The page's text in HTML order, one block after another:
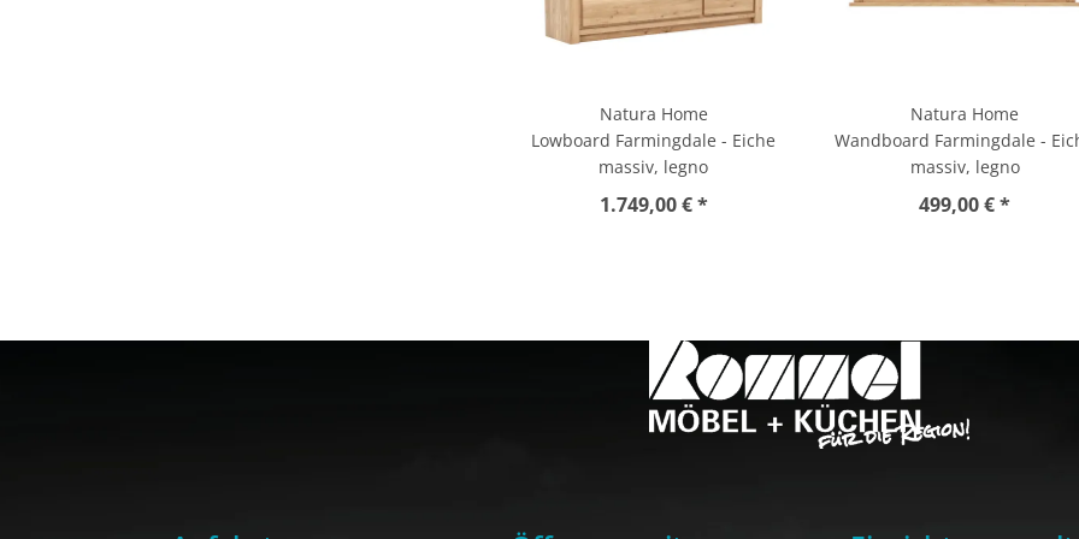
Natura Home
Lowboard Farmingdale - Eiche
massiv, legno
1.749,00 € *
Natura Home
Wandboard Farmingdale -
massiv, legno
499,00 € *